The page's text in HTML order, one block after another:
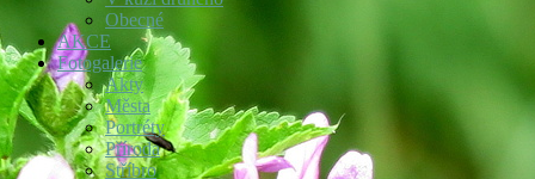
Obecné
AKCE
Fotogalerie
Akty
Města
Portréty
Příroda
Stříbro